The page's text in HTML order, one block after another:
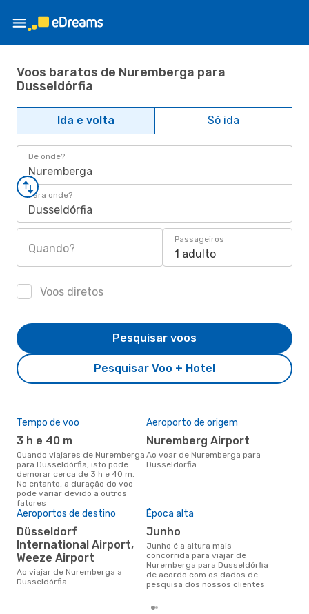
Voos baratos de Nuremberga para
Dusseldórfia
Ida e volta Só ida
De onde?
Nuremberga
Para onde?
Dusseldórfia
Quando?
Passageiros
1 adulto
Voos diretos
Pesquisar Voo + Hotel
Pesquisar voos
Tempo de voo
3 h e 40 m
Quando viajares de Nuremberga
para Dusseldórfia, isto pode
demorar cerca de 3 h e 40 m.
No entanto, a duração do voo
pode variar devido a outros
fatores
Aeroporto de origem
Nuremberg Airport
Ao voar de Nuremberga para
Dusseldórfia
Aeroportos de destino
Düsseldorf
International Airport,
Weeze Airport
Ao viajar de Nuremberga a
Dusseldórfia
Época alta
junho
junho é a altura mais
concorrida para viajar de
Nuremberga para Dusseldórfia
de acordo com os dados de
pesquisa dos nossos clientes